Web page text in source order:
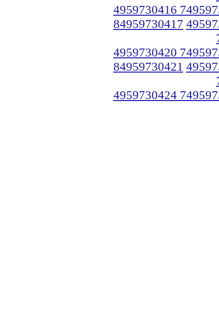
4959730416
84959730417
4959730420
84959730421
4959730424